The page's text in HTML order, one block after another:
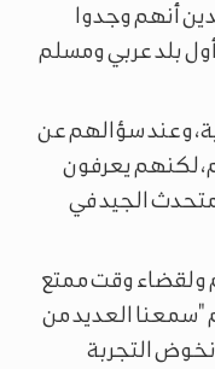
أنهم وجدوا
بلد عربي ومسلم
وعند سؤالهم عن
لكنهم يعرفون
الجيد في
ولقضاء وقت ممتع
العديد من
نخوض التجربة